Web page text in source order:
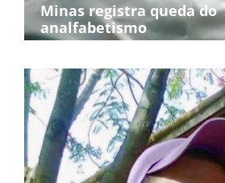
Minas registra queda do
analfabetismo